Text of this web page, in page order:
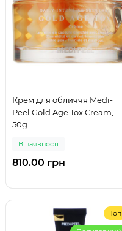
Крем для обличчя Medi-
Peel Gold Age Tox Cream,
50g
В наявності
810.00 грн
Топ